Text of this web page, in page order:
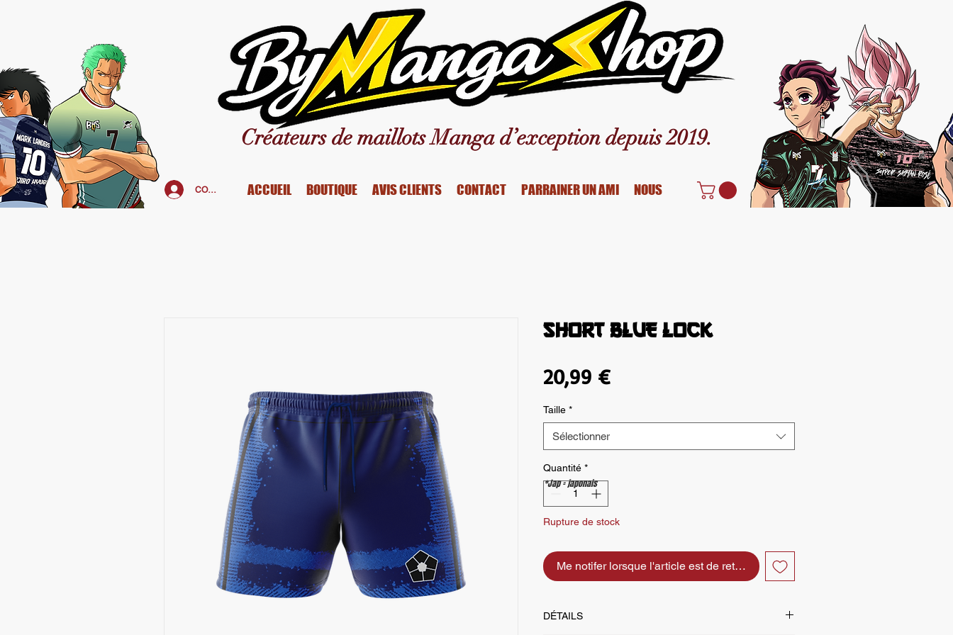
Créateurs de maillots Manga d’exception depuis 2019.
ACCUEIL BOUTIQUE AVIS CLIENTS CONTACT PARRAINER UN AMI NOUS
CONNEXION
SHORT BLUE LOCK
20,99 €Prix
Taille *
Sélectionner
Quantité *
Rupture de stock
Me notifer lorsque l'article est de retour
DÉTAILS
*Jap = japonais